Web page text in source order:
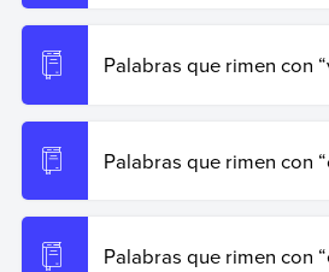
Palabras que rimen con
Palabras que rimen con
Palabras que rimen con